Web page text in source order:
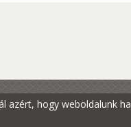
azért, hogy weboldalunk